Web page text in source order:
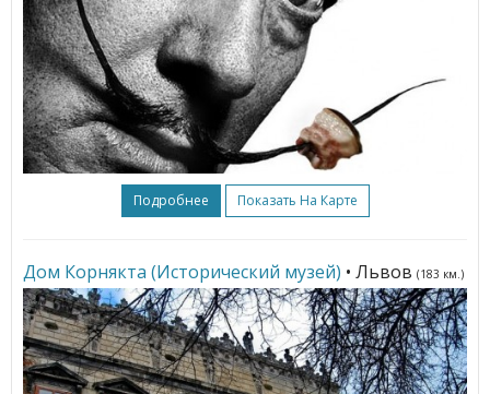
Подробнее Показать На Карте
Дом Корнякта (Исторический музей) • Львов (183 км.)